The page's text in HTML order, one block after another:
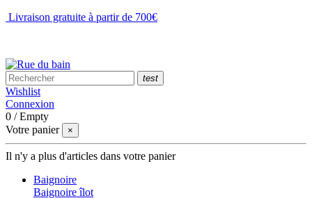
Livraison gratuite à partir de 700€
test
Wishlist
Connexion
0 /Empty
Votre panier
×
Il n'y a plus d'articles dans votre panier
Baignoire
Baignoire îlot